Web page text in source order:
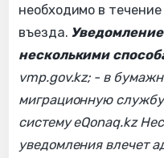
необходимо в
въезда.
несколькими
vmp.gov.kz; - в
миграционную
систему eQonaq.kz
уведомления влечет